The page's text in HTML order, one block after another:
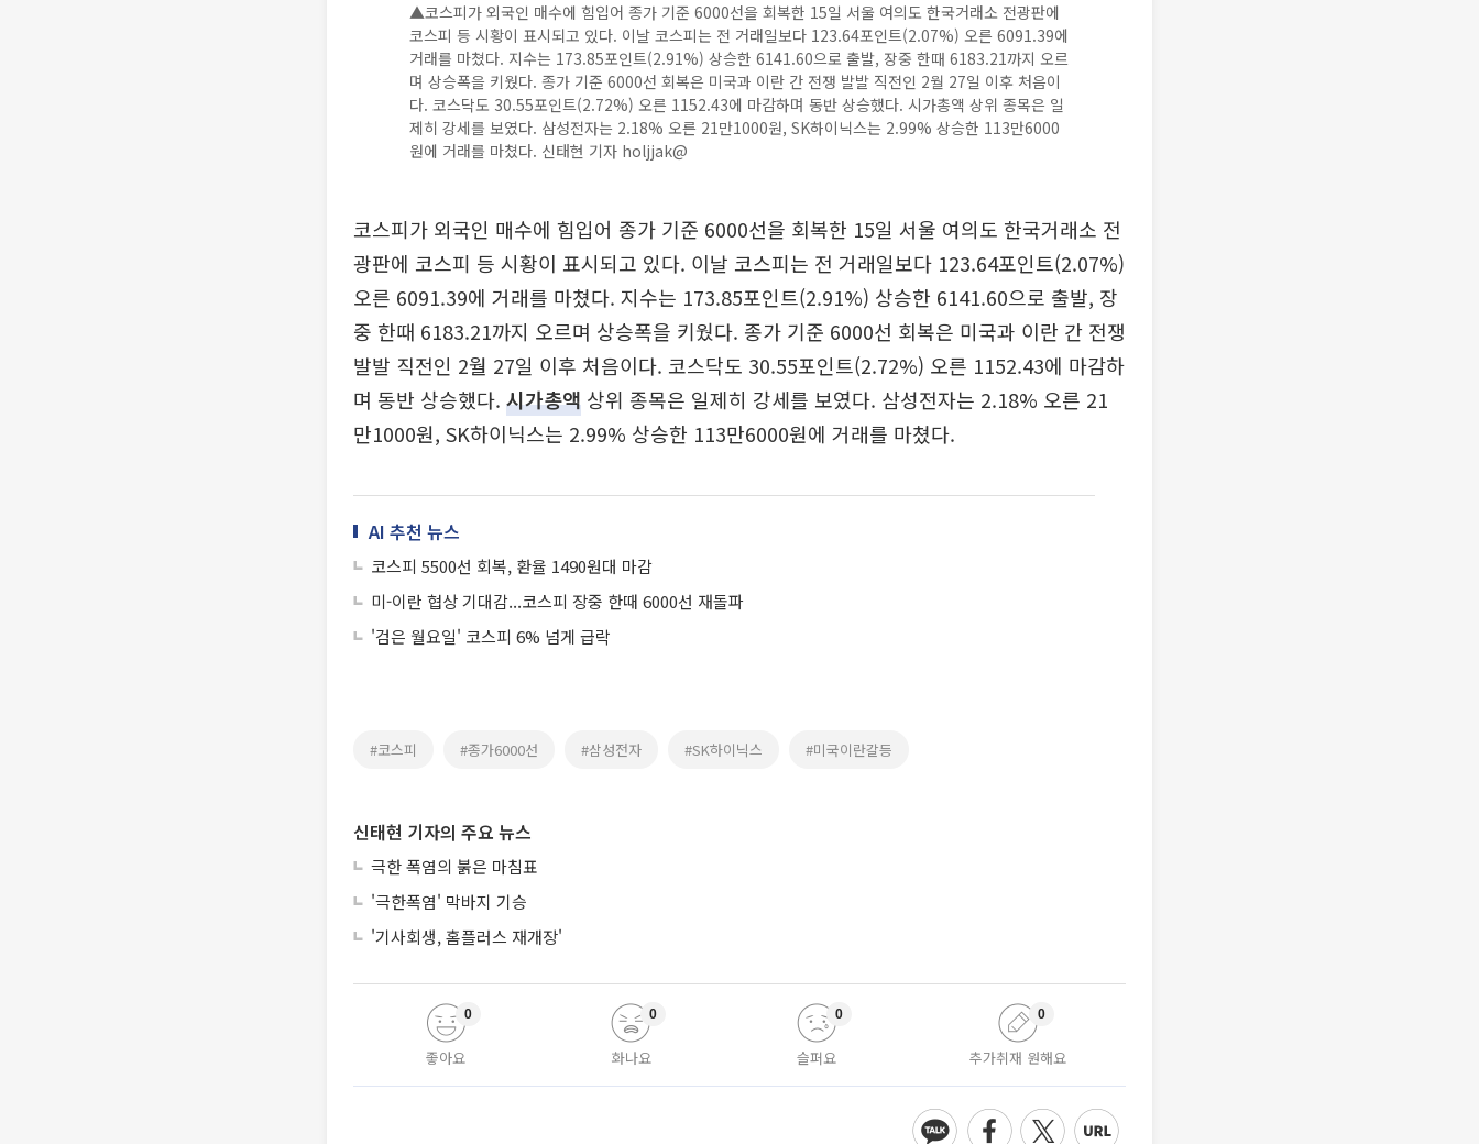
▲코스피가 외국인 매수에 힘입어 종가 기준 6000선을 회복한 15일 서울 여의도 한국거래소 전광판에
코스피 등 시황이 표시되고 있다. 이날 코스피는 전 거래일보다 123.64포인트(2.07%) 오른 6091.39에
거래를 마쳤다. 지수는 173.85포인트(2.91%) 상승한 6141.60으로 출발, 장중 한때 6183.21까지 오르
며 상승폭을 키웠다. 종가 기준 6000선 회복은 미국과 이란 간 전쟁 발발 직전인 2월 27일 이후 처음이
다. 코스닥도 30.55포인트(2.72%) 오른 1152.43에 마감하며 동반 상승했다. 시가총액 상위 종목은 일
제히 강세를 보였다. 삼성전자는 2.18% 오른 21만1000원, SK하이닉스는 2.99% 상승한 113만6000
원에 거래를 마쳤다. 신태현 기자 holjjak@
코스피가 외국인 매수에 힘입어 종가 기준 6000선을 회복한 15일 서울 여의도 한국거래소 전
광판에 코스피 등 시황이 표시되고 있다. 이날 코스피는 전 거래일보다 123.64포인트(2.07%)
오른 6091.39에 거래를 마쳤다. 지수는 173.85포인트(2.91%) 상승한 6141.60으로 출발, 장
중 한때 6183.21까지 오르며 상승폭을 키웠다. 종가 기준 6000선 회복은 미국과 이란 간 전쟁
발발 직전인 2월 27일 이후 처음이다. 코스닥도 30.55포인트(2.72%) 오른 1152.43에 마감하
며 동반 상승했다. 시가총액 상위 종목은 일제히 강세를 보였다. 삼성전자는 2.18% 오른 21
만1000원, SK하이닉스는 2.99% 상승한 113만6000원에 거래를 마쳤다.
AI 추천 뉴스
코스피 5500선 회복, 환율 1490원대 마감
미-이란 협상 기대감...코스피 장중 한때 6000선 재돌파
'검은 월요일' 코스피 6% 넘게 급락
#코스피 #종가6000선 #삼성전자 #SK하이닉스 #미국이란갈등
신태현 기자의 주요 뉴스
극한 폭염의 붉은 마침표
'극한폭염' 막바지 기승
'기사회생, 홈플러스 재개장'
좋아요
0
화나요
0
슬퍼요
0
추가취재 원해요
0